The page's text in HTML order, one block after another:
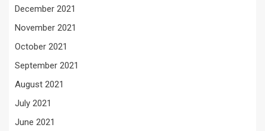
December 2021
November 2021
October 2021
September 2021
August 2021
July 2021
June 2021